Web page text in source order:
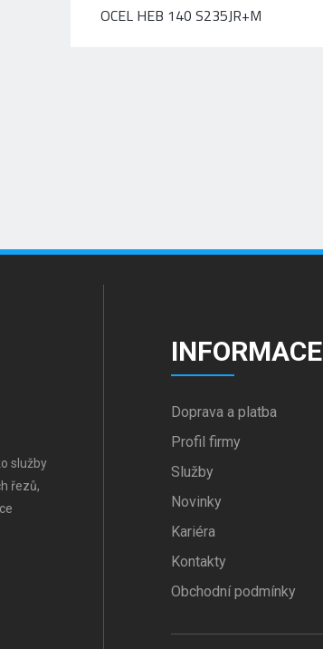
OCEL HEB 140 S235JR+M
služby
řezů,
INFORMACE
Doprava a platba
Profil firmy
Služby
Novinky
Kariéra
Kontakty
Obchodní podmínky